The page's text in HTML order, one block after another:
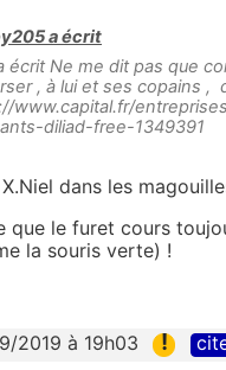
a écrit
écrit Ne me dit pas que
, à lui et ses copains
www.capital.fr/
diliad-free-1349391
dans les
que le furet cours
la souris verte) !
2019 à 19h03 !